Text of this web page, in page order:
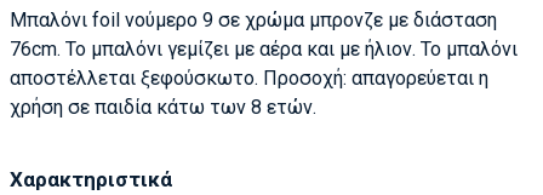
Μπαλόνι foil νούμερο 9 σε χρώμα μπρονζε με διάσταση
76cm. Το μπαλόνι γεμίζει με αέρα και με ήλιον. Το μπαλόνι
αποστέλλεται ξεφούσκωτο. Προσοχή: απαγορεύεται η
χρήση σε παιδία κάτω των 8 ετών.
Χαρακτηριστικά